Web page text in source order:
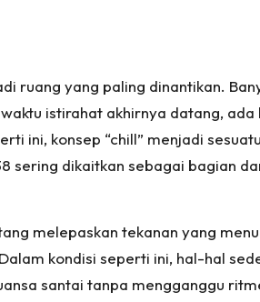
ruang yang paling dinantikan.
istirahat akhirnya datang,
ini, konsep “chill” menjadi
sering dikaitkan sebagai bagian
melepaskan tekanan yang
kondisi seperti ini, hal-hal
santai tanpa mengganggu